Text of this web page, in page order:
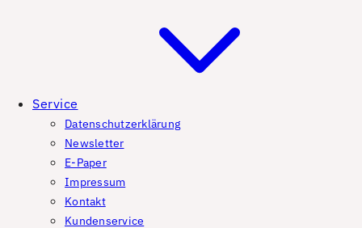
Service
Datenschutzerklärung
Newsletter
E-Paper
Impressum
Kontakt
Kundenservice